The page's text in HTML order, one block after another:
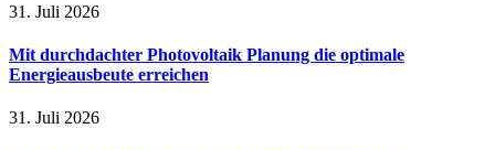
31. Juli 2026
Mit durchdachter Photovoltaik Planung die optimale
Energieausbeute erreichen
31. Juli 2026